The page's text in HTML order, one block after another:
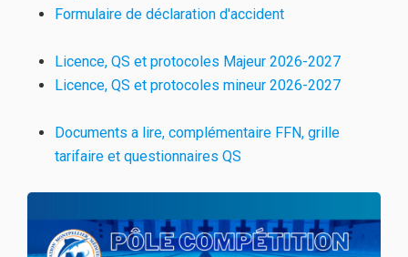
Formulaire de déclaration d'accident
Licence, QS et protocoles Majeur 2026-2027
Licence, QS et protocoles mineur 2026-2027
Documents a lire, complémentaire FFN, grille
tarifaire et questionnaires QS